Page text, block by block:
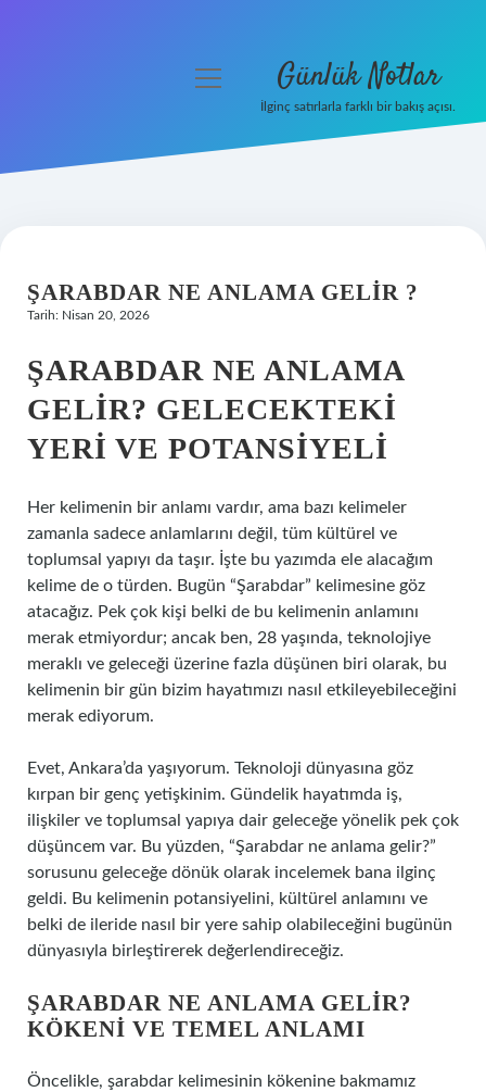
Hakkımızda
menüyü
Günlük Notlar
İlginç satırlarla farklı bir bakış açısı.
ŞARABDAR NE ANLAMA GELIR ?
Tarih: Nisan 20, 2026
ŞARABDAR NE ANLAMA
GELIR? GELECEKTEKI
YERI VE POTANSIYELI
Her kelimenin bir anlamı vardır, ama bazı kelimeler
zamanla sadece anlamlarını değil, tüm kültürel ve
toplumsal yapıyı da taşır. İşte bu yazımda ele alacağım
kelime de o türden. Bugün “Şarabdar” kelimesine göz
atacağız. Pek çok kişi belki de bu kelimenin anlamını
merak etmiyordur; ancak ben, 28 yaşında, teknolojiye
meraklı ve geleceği üzerine fazla düşünen biri olarak, bu
kelimenin bir gün bizim hayatımızı nasıl etkileyebileceğini
merak ediyorum.
Evet, Ankara’da yaşıyorum. Teknoloji dünyasına göz
kırpan bir genç yetişkinim. Gündelik hayatımda iş,
ilişkiler ve toplumsal yapıya dair geleceğe yönelik pek çok
düşüncem var. Bu yüzden, “Şarabdar ne anlama gelir?”
sorusunu geleceğe dönük olarak incelemek bana ilginç
geldi. Bu kelimenin potansiyelini, kültürel anlamını ve
belki de ileride nasıl bir yere sahip olabileceğini bugünün
dünyasıyla birleştirerek değerlendireceğiz.
ŞARABDAR NE ANLAMA GELIR?
KÖKENI VE TEMEL ANLAMI
Öncelikle, şarabdar kelimesinin kökenine bakmamız